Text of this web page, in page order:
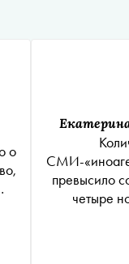
о
СМИ-
превысило
четыре